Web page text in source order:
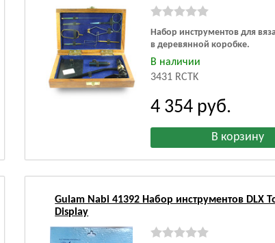
Набор инструментов для
в деревянной коробке.
В наличии
3431 RCTK
4 354 руб.
Gulam Nabi 41392 Набор инструментов DLX
Display